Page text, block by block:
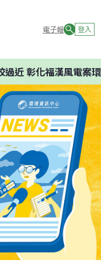
電子報 登入
近 彰化福漢風電案環